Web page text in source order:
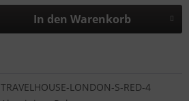
In den Warenkorb
TRAVELHOUSE-LONDON-S-RED-4